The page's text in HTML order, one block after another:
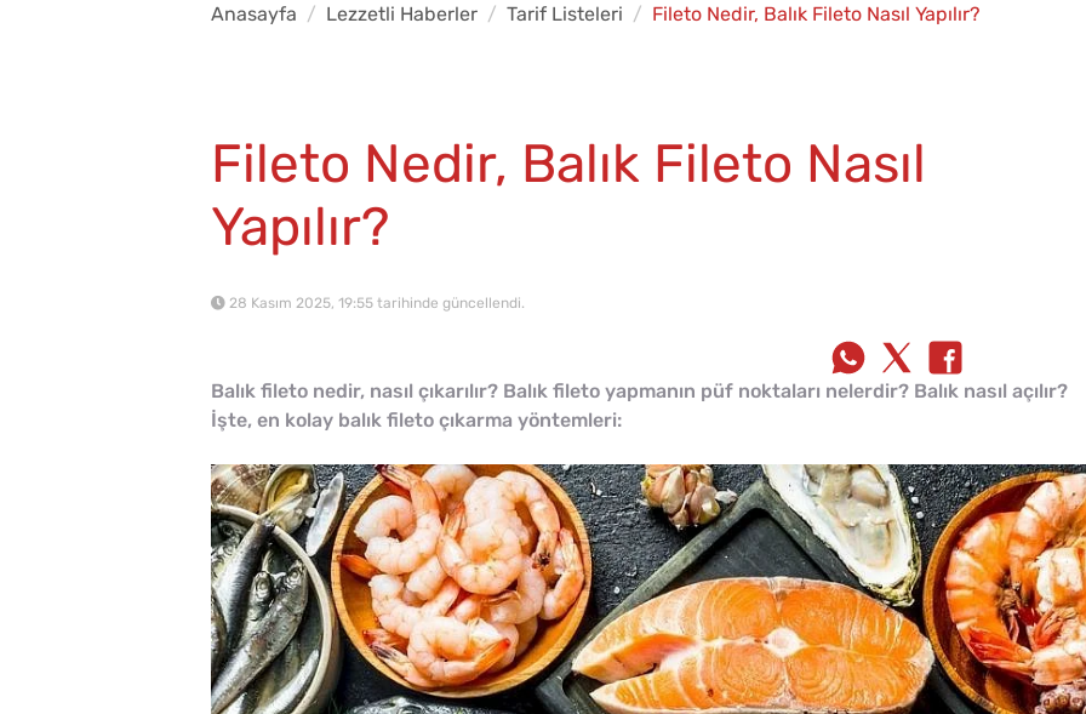
Anasayfa Lezzetli Haberler Tarif Listeleri Fileto Nedir, Balık Fileto Nasıl Yapılır?
Fileto Nedir, Balık Fileto Nasıl
Yapılır?
28 Kasım 2025, 19:55 tarihinde güncellendi.
Balık fileto nedir, nasıl çıkarılır? Balık fileto yapmanın püf noktaları nelerdir? Balık nasıl açılır?
İşte, en kolay balık fileto çıkarma yöntemleri: